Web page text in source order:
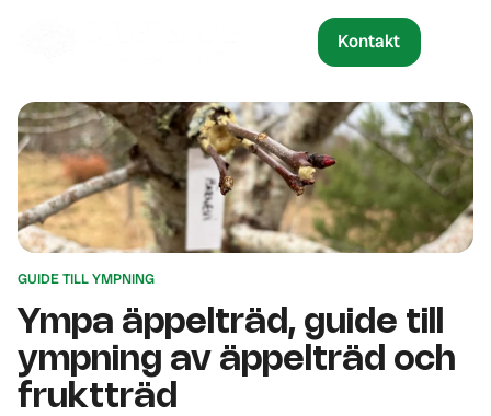
Kontakt
GUIDE TILL YMPNING
Ympa äppelträd, guide till
ympning av äppelträd och
fruktträd